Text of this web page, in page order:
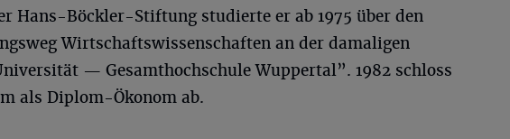
Hans-Böckler-Stiftung studierte er ab 1975 über den
Wirtschaftswissenschaften an der damaligen
— Gesamthochschule Wuppertal”. 1982 schloss
als Diplom-Ökonom ab.